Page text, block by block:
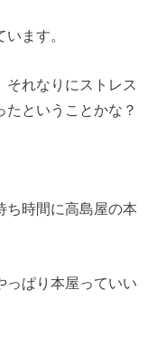
ます。
それなりにストレス
たということかな？
ち時間に高島屋の本
っぱり本屋っていい